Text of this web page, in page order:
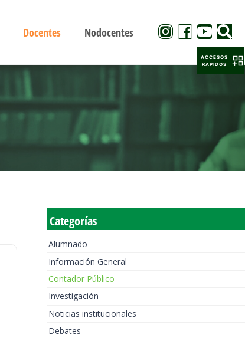
Docentes Nodocentes
Categorías
Alumnado
Información General
Contador Público
Investigación
Noticias institucionales
Debates
ACCESOS
RAPIDOS